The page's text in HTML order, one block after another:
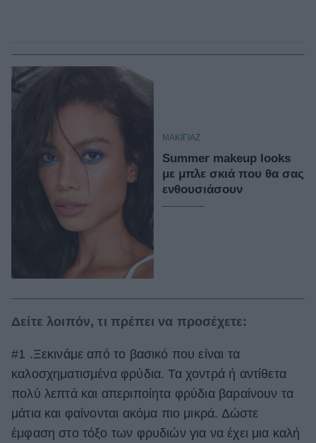
ΜΑΚΙΓΙΑΖ
Summer makeup looks
με μπλε σκιά που θα σας
ενθουσιάσουν
Δείτε λοιπόν, τι πρέπει να προσέχετε:
#1 .Ξεκινάμε από το βασικό που είναι τα
καλοσχηματισμένα φρύδια. Τα χοντρά ή αντίθετα
πολύ λεπτά και απεριποίητα φρύδια βαραίνουν τα
μάτια και φαίνονται ακόμα πιο μικρά. Δώστε
έμφαση στο τόξο των φρυδιών για να έχει μια καλή